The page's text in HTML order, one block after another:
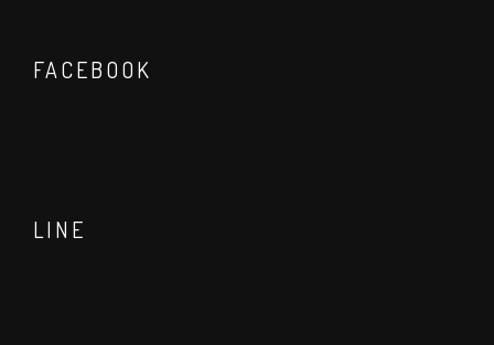
FACEBOOK
LINE